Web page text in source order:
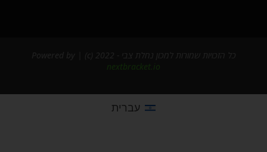
nextbracket.io
עברית